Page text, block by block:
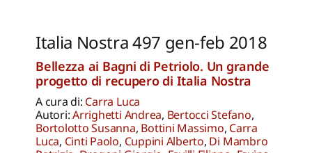
Italia Nostra 497 gen-feb 2018
Bellezza ai Bagni di Petriolo. Un grande
progetto di recupero di Italia Nostra
A cura di: Carra Luca
Autori:Arrighetti Andrea, Bertocci Stefano,
Bortolotto Susanna, Bottini Massimo, Carra
Luca, Cinti Paolo, Cuppini Alberto, Di Mambro